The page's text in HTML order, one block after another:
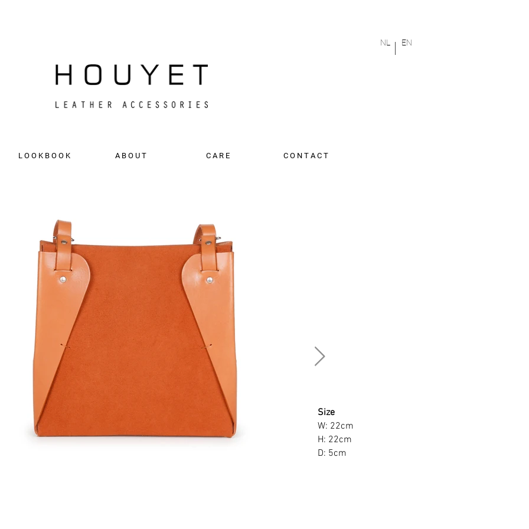
NL EN
L O O K B O O K A B O U T C A R E C O N T A C T
Size
W: 22cm
H: 22cm
D: 5cm